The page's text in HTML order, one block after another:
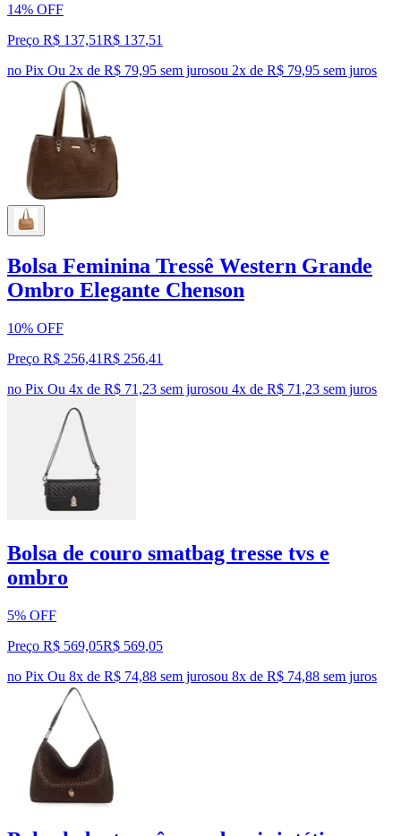
14% OFF
Preço R$ 137,51R$ 137,51
no Pix Ou 2x de R$ 79,95 sem jurosou 2x de R$ 79,95 sem juros
Bolsa Feminina Tressê Western Grande
Ombro Elegante Chenson
10% OFF
Preço R$ 256,41R$ 256,41
no Pix Ou 4x de R$ 71,23 sem jurosou 4x de R$ 71,23 sem juros
Bolsa de couro smatbag tresse tvs e
ombro
5% OFF
Preço R$ 569,05R$ 569,05
no Pix Ou 8x de R$ 74,88 sem jurosou 8x de R$ 74,88 sem juros